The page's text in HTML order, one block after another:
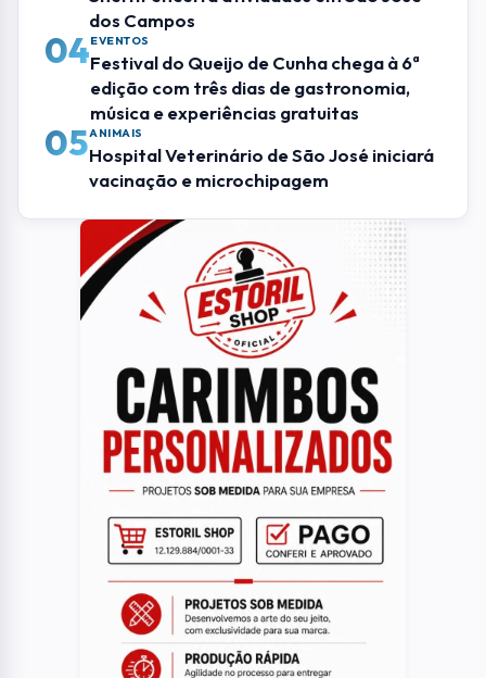
dos Campos
04EVENTOS
Festival do Queijo de Cunha chega à 6ª
edição com três dias de gastronomia,
música e experiências gratuitas
05ANIMAIS
Hospital Veterinário de São José iniciará
vacinação e microchipagem